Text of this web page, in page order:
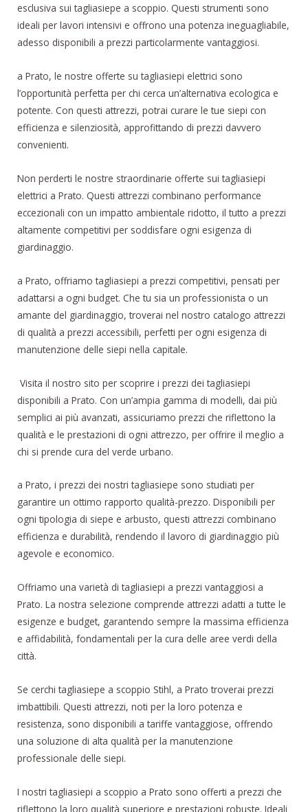
esclusiva sui tagliasiepe a scoppio. Questi strumenti sono
ideali per lavori intensivi e offrono una potenza ineguagliabile,
adesso disponibili a prezzi particolarmente vantaggiosi.
a Prato, le nostre offerte su tagliasiepi elettrici sono
l’opportunità perfetta per chi cerca un’alternativa ecologica e
potente. Con questi attrezzi, potrai curare le tue siepi con
efficienza e silenziosità, approfittando di prezzi davvero
convenienti.
Non perderti le nostre straordinarie offerte sui tagliasiepi
elettrici a Prato. Questi attrezzi combinano performance
eccezionali con un impatto ambientale ridotto, il tutto a prezzi
altamente competitivi per soddisfare ogni esigenza di
giardinaggio.
a Prato, offriamo tagliasiepi a prezzi competitivi, pensati per
adattarsi a ogni budget. Che tu sia un professionista o un
amante del giardinaggio, troverai nel nostro catalogo attrezzi
di qualità a prezzi accessibili, perfetti per ogni esigenza di
manutenzione delle siepi nella capitale.
Visita il nostro sito per scoprire i prezzi dei tagliasiepi
disponibili a Prato. Con un’ampia gamma di modelli, dai più
semplici ai più avanzati, assicuriamo prezzi che riflettono la
qualità e le prestazioni di ogni attrezzo, per offrire il meglio a
chi si prende cura del verde urbano.
a Prato, i prezzi dei nostri tagliasiepe sono studiati per
garantire un ottimo rapporto qualità-prezzo. Disponibili per
ogni tipologia di siepe e arbusto, questi attrezzi combinano
efficienza e durabilità, rendendo il lavoro di giardinaggio più
agevole e economico.
Offriamo una varietà di tagliasiepi a prezzi vantaggiosi a
Prato. La nostra selezione comprende attrezzi adatti a tutte le
esigenze e budget, garantendo sempre la massima efficienza
e affidabilità, fondamentali per la cura delle aree verdi della
città.
Se cerchi tagliasiepe a scoppio Stihl, a Prato troverai prezzi
imbattibili. Questi attrezzi, noti per la loro potenza e
resistenza, sono disponibili a tariffe vantaggiose, offrendo
una soluzione di alta qualità per la manutenzione
professionale delle siepi.
I nostri tagliasiepi a scoppio a Prato sono offerti a prezzi che
riflettono la loro qualità superiore e prestazioni robuste. Ideali